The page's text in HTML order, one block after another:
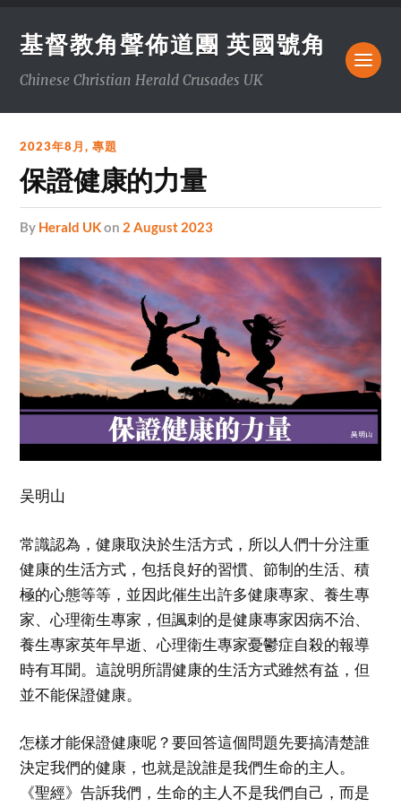
基督教角聲佈道團 英國號角
Chinese Christian Herald Crusades UK
2023年8月,專題
保證健康的力量
by Herald UKon 2 August 2023
吴明山
常識認為，健康取決於生活方式，所以人們十分注重
健康的生活方式，包括良好的習慣、節制的生活、積
極的心態等等，並因此催生出許多健康專家、養生專
家、心理衛生專家，但諷刺的是健康專家因病不治、
養生專家英年早逝、心理衛生專家憂鬱症自殺的報導
時有耳聞。這說明所謂健康的生活方式雖然有益，但
並不能保證健康。
怎樣才能保證健康呢？要回答這個問題先要搞清楚誰
決定我們的健康，也就是說誰是我們生命的主人。
《聖經》告訴我們，生命的主人不是我們自己，而是